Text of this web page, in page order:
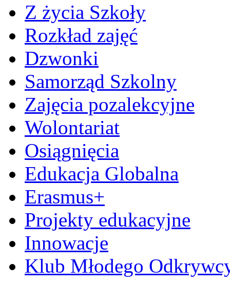
Z życia Szkoły
Rozkład zajęć
Dzwonki
Samorząd Szkolny
Zajęcia pozalekcyjne
Wolontariat
Osiągnięcia
Edukacja Globalna
Erasmus+
Projekty edukacyjne
Innowacje
Klub Młodego